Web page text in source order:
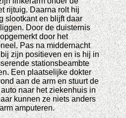
rijtuig. Daarna rolt hij
slootkant en blijft daar
Door de duisternis
door het
Pas na middernacht
zijn positieven en is hij in
stationsbeambte
Een plaatselijke dokter
aan de arm en stuurt de
naar het ziekenhuis in
kunnen ze niets anders
amputeren.